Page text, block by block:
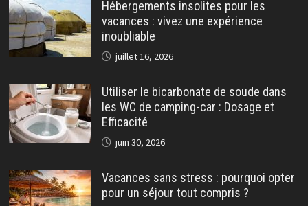
Hébergements insolites pour les
vacances : vivez une expérience
inoubliable
juillet 16, 2026
Utiliser le bicarbonate de soude dans
les WC de camping-car : Dosage et
Efficacité
juin 30, 2026
Vacances sans stress : pourquoi opter
pour un séjour tout compris ?